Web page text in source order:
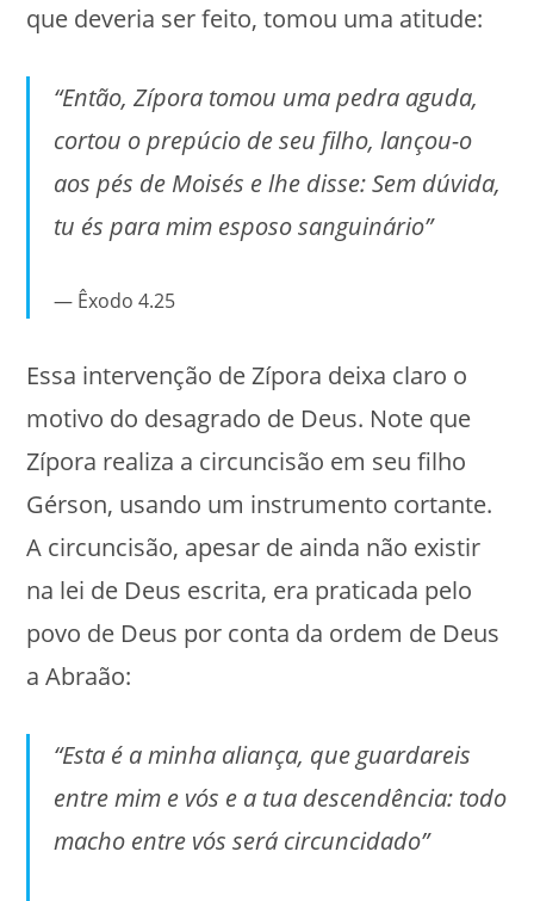
que deveria ser feito, tomou uma atitude:
“Então, Zípora tomou uma pedra aguda,
cortou o prepúcio de seu filho, lançou-o
aos pés de Moisés e lhe disse: Sem dúvida,
tu és para mim esposo sanguinário”
Êxodo 4.25
Essa intervenção de Zípora deixa claro o
motivo do desagrado de Deus. Note que
Zípora realiza a circuncisão em seu filho
Gérson, usando um instrumento cortante.
A circuncisão, apesar de ainda não existir
na lei de Deus escrita, era praticada pelo
povo de Deus por conta da ordem de Deus
a Abraão:
“Esta é a minha aliança, que guardareis
entre mim e vós e a tua descendência: todo
macho entre vós será circuncidado”